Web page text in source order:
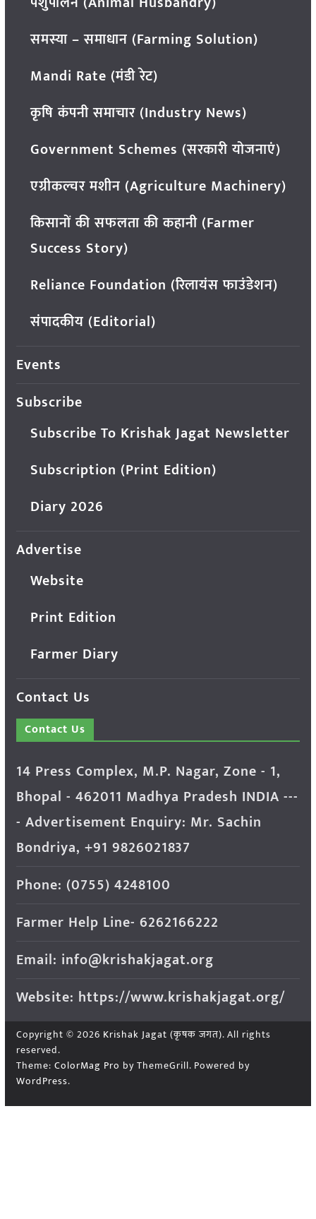
समस्या – समाधान (Farming Solution)
Mandi Rate (मंडी रेट)
कृषि कंपनी समाचार (Industry News)
Government Schemes (सरकारी योजनाएं)
एग्रीकल्चर मशीन (Agriculture Machinery)
किसानों की सफलता की कहानी (Farmer
Success Story)
Reliance Foundation (रिलायंस फाउंडेशन)
संपादकीय (Editorial)
Events
Subscribe
Subscribe To Krishak Jagat Newsletter
Subscription (Print Edition)
Diary 2026
Advertise
Website
Print Edition
Farmer Diary
Contact Us
Contact Us
14 Press Complex, M.P. Nagar, Zone - 1,
Bhopal - 462011 Madhya Pradesh INDIA ---
- Advertisement Enquiry: Mr. Sachin
Bondriya, +91 9826021837
Phone: (0755) 4248100
Farmer Help Line- 6262166222
Email: info@krishakjagat.org
Website: https://www.krishakjagat.org/
Copyright © 2026 Krishak Jagat (कृषक जगत). All rights
reserved.
Theme: ColorMag Pro by ThemeGrill. Powered by
WordPress.